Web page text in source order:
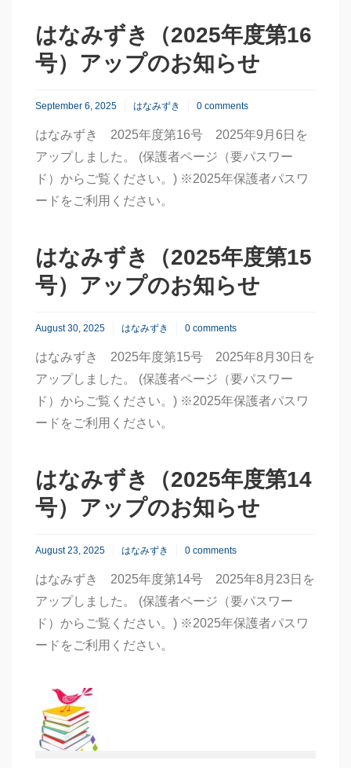
はなみずき（2025年度第16
号）アップのお知らせ
September 6, 2025 はなみずき 0 comments
はなみずき 2025年度第16号 2025年9月6日を
アップしました。 (保護者ページ（要パスワー
ド）からご覧ください。) ※2025年保護者パスワ
ードをご利用ください。
はなみずき（2025年度第15
号）アップのお知らせ
August 30, 2025 はなみずき 0 comments
はなみずき 2025年度第15号 2025年8月30日を
アップしました。 (保護者ページ（要パスワー
ド）からご覧ください。) ※2025年保護者パスワ
ードをご利用ください。
はなみずき（2025年度第14
号）アップのお知らせ
August 23, 2025 はなみずき 0 comments
はなみずき 2025年度第14号 2025年8月23日を
アップしました。 (保護者ページ（要パスワー
ド）からご覧ください。) ※2025年保護者パスワ
ードをご利用ください。